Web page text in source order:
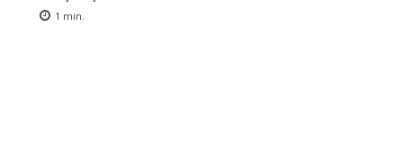
1 min.